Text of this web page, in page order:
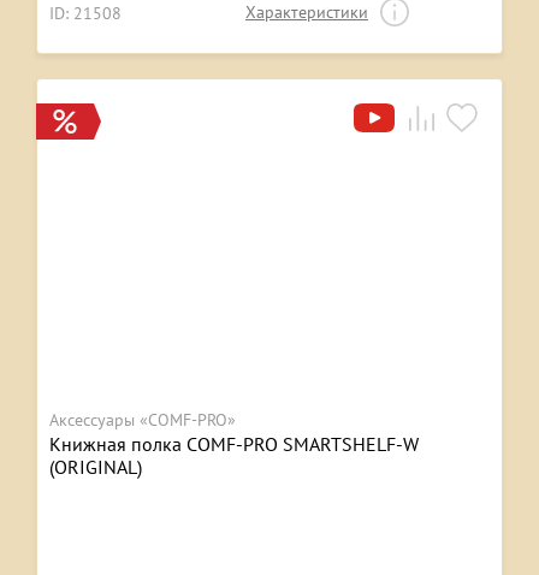
ID: 21508 Характеристики
Аксессуары «COMF-PRO»
Книжная полка COMF-PRO SMARTSHELF-W
(ORIGINAL)